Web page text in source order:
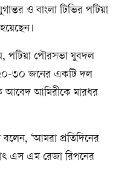
ও বাংলা টিভির পটিয়া
পটিয়া পৌরসভা যুবদল
২০-৩০ জনের একটি দল
আবেদ আমিরীকে মারধর
‘আমরা প্রতিদিনের
এস এম রেজা রিপনের